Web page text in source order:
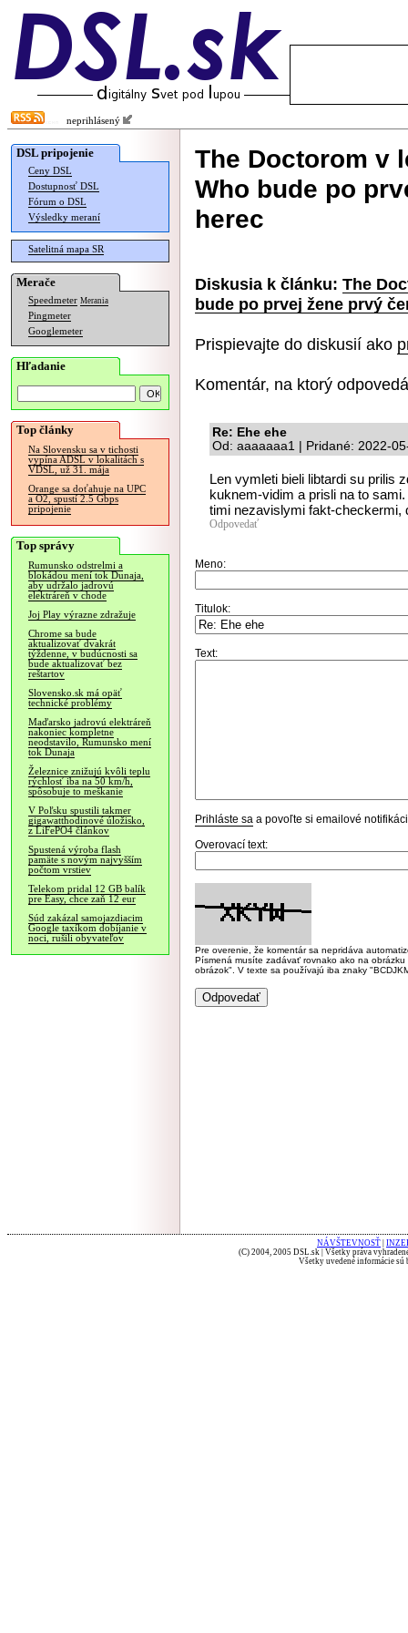
neprihlásený
DSL pripojenie
Ceny DSL
Dostupnosť DSL
Fórum o DSL
Výsledky meraní
Satelitná mapa SR
Merače
Speedmeter Merania
Pingmeter
Googlemeter
Hľadanie
Top články
Na Slovensku sa v tichosti
vypína ADSL v lokalitách s
VDSL, už 31. mája
Orange sa doťahuje na UPC
a O2, spustí 2.5 Gbps
pripojenie
Top správy
Rumunsko odstrelmi a
blokádou mení tok Dunaja,
aby udržalo jadrovú
elektráreň v chode
Joj Play výrazne zdražuje
Chrome sa bude
aktualizovať dvakrát
týždenne, v budúcnosti sa
bude aktualizovať bez
reštartov
Slovensko.sk má opäť
technické problémy
Maďarsko jadrovú elektráreň
nakoniec kompletne
neodstavilo, Rumunsko mení
tok Dunaja
Železnice znižujú kvôli teplu
rýchlosť iba na 50 km/h,
spôsobuje to meškanie
V Poľsku spustili takmer
gigawatthodinové úložisko,
z LiFePO4 článkov
Spustená výroba flash
pamäte s novým najvyšším
počtom vrstiev
Telekom pridal 12 GB balík
pre Easy, chce zaň 12 eur
Súd zakázal samojazdiacim
Google taxíkom dobíjanie v
noci, rušili obyvateľov
The Doctorom v
Who bude po
herec
Diskusia k článku: The
bude po prvej žene prvý
Prispievajte do diskusií ako
Komentár, na ktorý
Re: Ehe ehe
Od: aaaaaaa1 | Pridané: 2022-
Len vymleti bieli libtardi su prilis
kuknem-vidim a prisli na to
timi nezavislymi fakt-checkermi,
Odpovedať
Meno:
Titulok:
Text:
Prihláste sa a povoľte si emailové
Overovací text:
Pre overenie, že komentár sa nepridáva
Písmená musíte zadávať rovnako ako na
obrázok". V texte sa používajú iba znaky
NÁVŠTEVNOSŤ
(C) 2004, 2005 DSL.sk | Všetky práva
Všetky uvedené informácie sú